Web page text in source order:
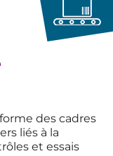
des cadres
liés à la
et essais